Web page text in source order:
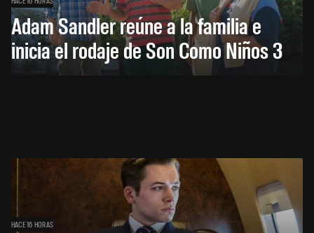
Adam Sandler reúne a la familia e
inicia el rodaje de Son Como Niños 3
HACE 16 HORAS